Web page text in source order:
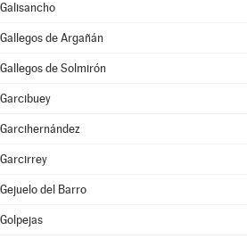
Galisancho
Gallegos de Argañán
Gallegos de Solmirón
Garcibuey
Garcihernández
Garcirrey
Gejuelo del Barro
Golpejas